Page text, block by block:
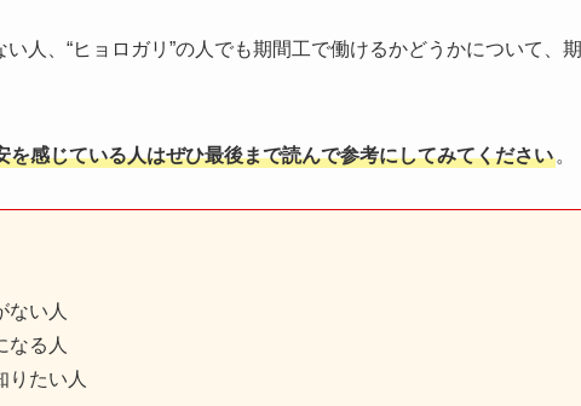
人、“ヒョロガリ”の人でも期間工で働けるかどうかについて、期
を感じている人はぜひ最後まで読んで参考にしてみてください 。
ない人
なる人
りたい人